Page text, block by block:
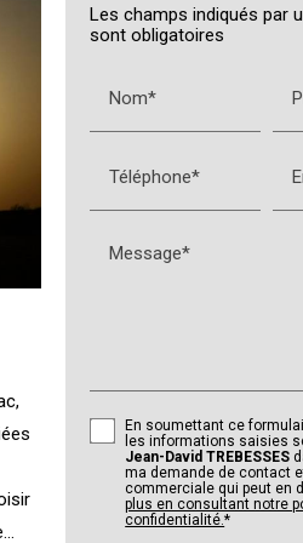
Les champs indiqués par
sont obligatoires
Nom*
Téléphone*
Message*
En soumettant ce
les informations saisies
Jean-David TREBESSES
ma demande de contact
commerciale qui peut en
plus en consultant notre
confidentialité.*